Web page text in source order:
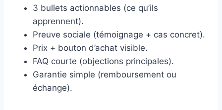
3 bullets actionnables (ce qu’ils
apprennent).
Preuve sociale (témoignage + cas concret).
Prix + bouton d’achat visible.
FAQ courte (objections principales).
Garantie simple (remboursement ou
échange).